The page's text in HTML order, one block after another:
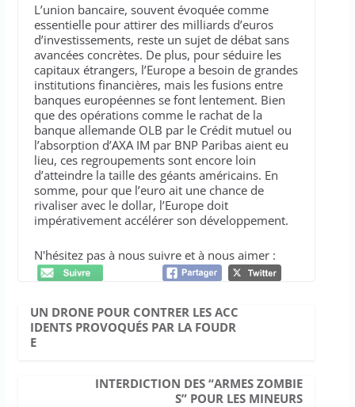
L’union bancaire, souvent évoquée comme
essentielle pour attirer des milliards d’euros
d’investissements, reste un sujet de débat sans
avancées concrètes. De plus, pour séduire les
capitaux étrangers, l’Europe a besoin de grandes
institutions financières, mais les fusions entre
banques européennes se font lentement. Bien
que des opérations comme le rachat de la
banque allemande OLB par le Crédit mutuel ou
l’absorption d’AXA IM par BNP Paribas aient eu
lieu, ces regroupements sont encore loin
d’atteindre la taille des géants américains. En
somme, pour que l’euro ait une chance de
rivaliser avec le dollar, l’Europe doit
impérativement accélérer son développement.
N'hésitez pas à nous suivre et à nous aimer :
UN DRONE POUR CONTRER LES ACC
IDENTS PROVOQUÉS PAR LA FOUDR
E
INTERDICTION DES “ARMES ZOMBIE
S” POUR LES MINEURS